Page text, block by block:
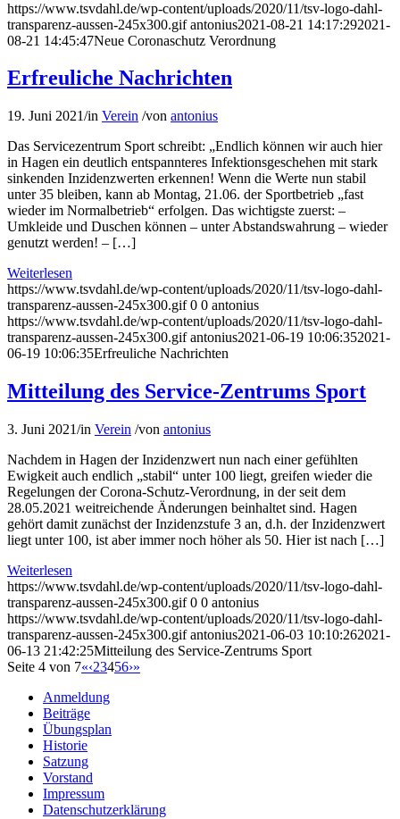
https://www.tsvdahl.de/wp-content/uploads/2020/11/tsv-logo-dahl-
transparenz-aussen-245x300.gif antonius2021-08-21 14:17:292021-
08-21 14:45:47Neue Coronaschutz Verordnung
Erfreuliche Nachrichten
19. Juni 2021/in Verein /von antonius
Das Servicezentrum Sport schreibt: „Endlich können wir auch hier
in Hagen ein deutlich entspannteres Infektionsgeschehen mit stark
sinkenden Inzidenzwerten erkennen! Wenn die Werte nun stabil
unter 35 bleiben, kann ab Montag, 21.06. der Sportbetrieb „fast
wieder im Normalbetrieb“ erfolgen. Das wichtigste zuerst: –
Umkleide und Duschen können – unter Abstandswahrung – wieder
genutzt werden! – […]
Weiterlesen
https://www.tsvdahl.de/wp-content/uploads/2020/11/tsv-logo-dahl-
transparenz-aussen-245x300.gif 0 0 antonius
https://www.tsvdahl.de/wp-content/uploads/2020/11/tsv-logo-dahl-
transparenz-aussen-245x300.gif antonius2021-06-19 10:06:352021-
06-19 10:06:35Erfreuliche Nachrichten
Mitteilung des Service-Zentrums Sport
3. Juni 2021/in Verein /von antonius
Nachdem in Hagen der Inzidenzwert nun nach einer gefühlten
Ewigkeit auch endlich „stabil“ unter 100 liegt, greifen wieder die
Regelungen der Corona-Schutz-Verordnung, in der seit dem
28.05.2021 weitreichende Änderungen beinhaltet sind. Hagen
gehört damit zunächst der Inzidenzstufe 3 an, d.h. der Inzidenzwert
liegt unter 100, ist aber immer noch höher als 50. Hier ist nach […]
Weiterlesen
https://www.tsvdahl.de/wp-content/uploads/2020/11/tsv-logo-dahl-
transparenz-aussen-245x300.gif 0 0 antonius
https://www.tsvdahl.de/wp-content/uploads/2020/11/tsv-logo-dahl-
transparenz-aussen-245x300.gif antonius2021-06-03 10:10:262021-
06-13 21:42:25Mitteilung des Service-Zentrums Sport
Seite 4 von 7«‹23456›»
Anmeldung
Beiträge
Übungsplan
Historie
Satzung
Vorstand
Impressum
Datenschutzerklärung